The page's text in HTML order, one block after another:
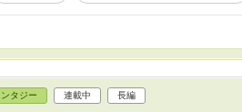
タジー 連載中 長編